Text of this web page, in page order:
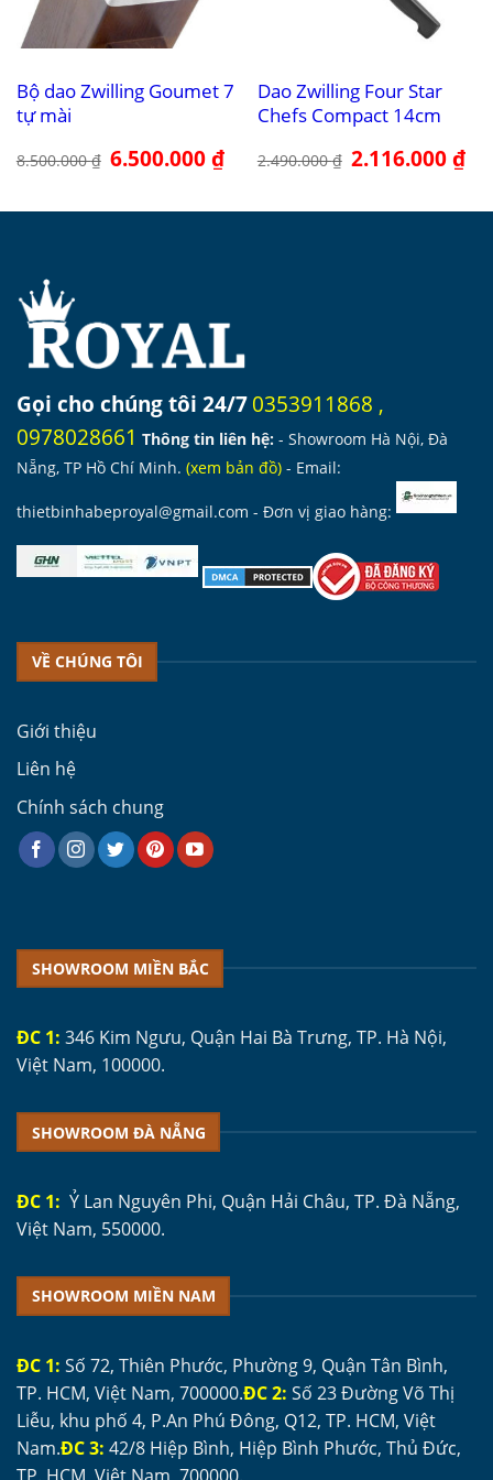
Bộ dao Zwilling Goumet 7
tự mài
8.500.000₫ Giá
gốc
6.500.000₫Giá
hiện
6.500.000 ₫.
Dao Zwilling Four Star
Chefs Compact 14cm
2.490.000₫ Giá
gốc
2.116.000₫Giá
Gọi cho chúng tôi 24/70353911868 ,
0978028661 Thông tin liên hệ: - Showroom Hà Nội, Đà
Nẵng, TP Hồ Chí Minh. (xem bản đồ) - Email:
thietbinhabeproyal@gmail.com - Đơn vị giao hàng:
VỀ CHÚNG TÔI
Giới thiệu
Liên hệ
Chính sách chung
SHOWROOM MIỀN BẮC
ĐC 1: 346 Kim Ngưu, Quận Hai Bà Trưng, TP. Hà Nội,
Việt Nam, 100000.
SHOWROOM ĐÀ NẴNG
ĐC 1: Ỷ Lan Nguyên Phi, Quận Hải Châu, TP. Đà Nẵng,
Việt Nam, 550000.
SHOWROOM MIỀN NAM
ĐC 1: Số 72, Thiên Phước, Phường 9, Quận Tân Bình,
TP. HCM, Việt Nam, 700000.ĐC 2: Số 23 Đường Võ Thị
Liễu, khu phố 4, P.An Phú Đông, Q12, TP. HCM, Việt
Nam.ĐC 3: 42/8 Hiệp Bình, Hiệp Bình Phước, Thủ Đức,
TP. HCM, Việt Nam, 700000.